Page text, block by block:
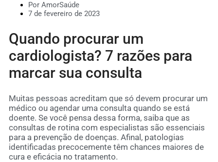
Por AmorSaúde
7 de fevereiro de 2023
Quando procurar um
cardiologista? 7 razões para
marcar sua consulta
Muitas pessoas acreditam que só devem procurar um
médico ou agendar uma consulta quando se está
doente. Se você pensa dessa forma, saiba que as
consultas de rotina com especialistas são essenciais
para a prevenção de doenças. Afinal, patologias
identificadas precocemente têm chances maiores de
cura e eficácia no tratamento.